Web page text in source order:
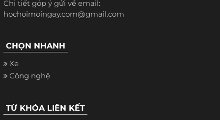
Chi tiết góp ý gửi về email:
hochoimoingay.com@gmail.com
CHỌN NHANH
Xe
Công nghệ
TỪ KHÓA LIÊN KẾT